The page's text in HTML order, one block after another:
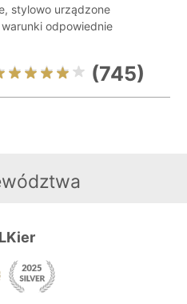
stylowo urządzone
odpowiednie
(745)